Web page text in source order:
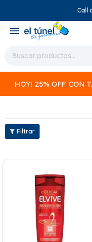
Call
menu
HOY! 25% OFF CON
close